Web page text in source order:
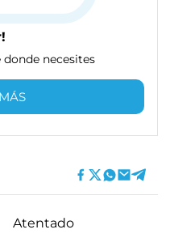
donde necesites
Atentado